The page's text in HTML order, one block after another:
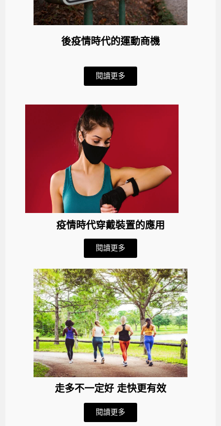
後疫情時代的運動商機
閱讀更多
疫情時代穿戴裝置的應用
閱讀更多
走多不一定好 走快更有效
閱讀更多